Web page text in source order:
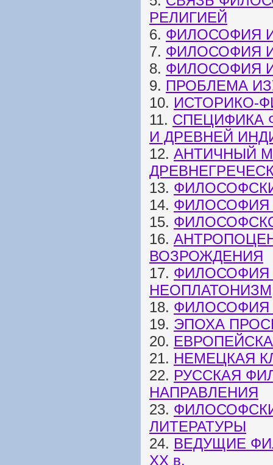
РЕЛИГИЕЙ
6. ФИЛОСОФИЯ
7. ФИЛОСОФИЯ
8. ФИЛОСОФИЯ
9. ПРОБЛЕМА
10. ИСТОРИКО-
11. СПЕЦИФИКА
И ДРЕВНЕЙ
12. АНТИЧНЫЙ
13.
14. ФИЛОСОФИЯ
15.
16.
ВОЗРОЖДЕНИЯ
17. ФИЛОСОФИЯ
18. ФИЛОСОФИЯ
19. ЭПОХА
20.
21. НЕМЕЦКАЯ
22. РУССКАЯ
НАПРАВЛЕНИЯ
23.
ЛИТЕРАТУРЫ
24. ВЕДУЩИЕ
ХХ в.